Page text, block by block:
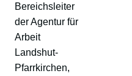
Bereichsleiter
der Agentur für
Arbeit
Landshut-
Pfarrkirchen,